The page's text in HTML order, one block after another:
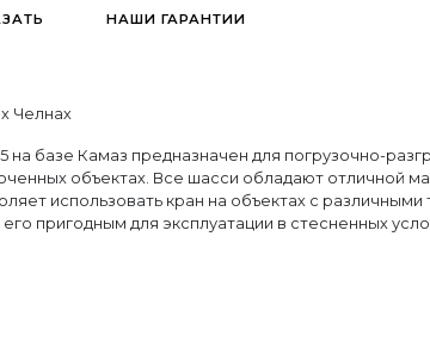
НАШИ ГАРАНТИИ
Челнах
на базе Камаз предназначен для погрузочно-
объектах. Все шасси обладают отличной
использовать кран на объектах с
пригодным для эксплуатации в стесненных